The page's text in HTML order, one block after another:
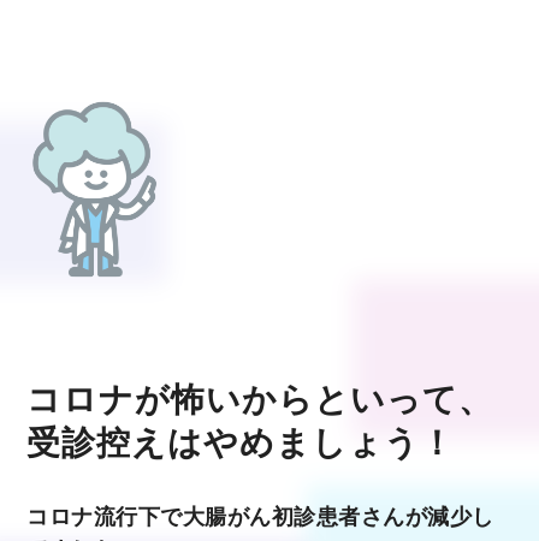
コロナが怖いからといって、
受診控えはやめましょう！
コロナ流行下で大腸がん初診患者さんが減少し